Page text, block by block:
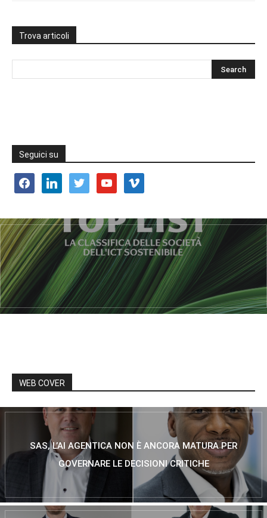
Trova articoli
Seguici su
facebooklinkedin twitter youtube vimeo
WEB COVER
SAS, L’AI AGENTICA NON È ANCORA MATURA PER
GOVERNARE LE DECISIONI CRITICHE